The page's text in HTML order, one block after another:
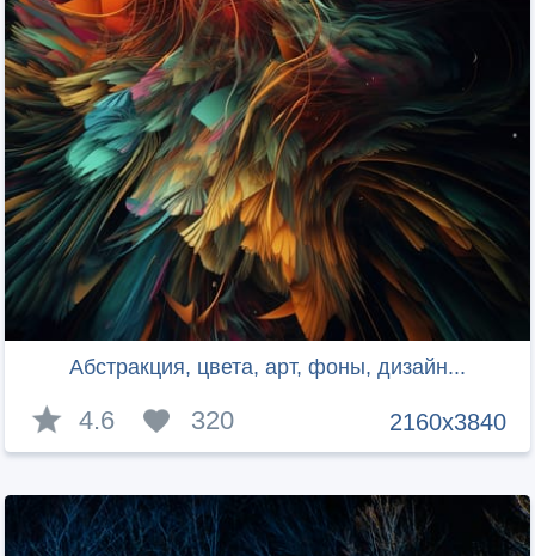
Абстракция, цвета, арт, фоны, дизайн...
2160x3840
4.6 320